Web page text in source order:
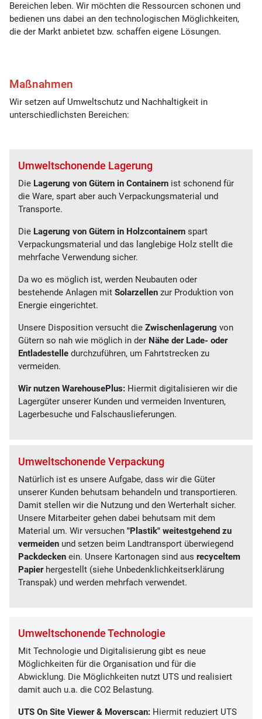
Bereichen leben. Wir möchten die Ressourcen schonen und
bedienen uns dabei an den technologischen Möglichkeiten,
die der Markt anbietet bzw. schaffen eigene Lösungen.
Maßnahmen
Wir setzen auf Umweltschutz und Nachhaltigkeit in
unterschiedlichsten Bereichen:
Umweltschonende Lagerung
Die Lagerung von Gütern in Containern ist schonend für
die Ware, spart aber auch Verpackungsmaterial und
Transporte.
Die Lagerung von Gütern in Holzcontainern spart
Verpackungsmaterial und das langlebige Holz stellt die
mehrfache Verwendung sicher.
Da wo es möglich ist, werden Neubauten oder
bestehende Anlagen mit Solarzellen zur Produktion von
Energie eingerichtet.
Unsere Disposition versucht die Zwischenlagerung von
Gütern so nah wie möglich in der Nähe der Lade- oder
Entladestelle durchzuführen, um Fahrtstrecken zu
vermeiden.
Wir nutzen WarehousePlus: Hiermit digitalisieren wir die
Lagergüter unserer Kunden und vermeiden Inventuren,
Lagerbesuche und Falschauslieferungen.
Umweltschonende Verpackung
Natürlich ist es unsere Aufgabe, dass wir die Güter
unserer Kunden behutsam behandeln und transportieren.
Damit stellen wir die Nutzung und den Werterhalt sicher.
Unsere Mitarbeiter gehen dabei behutsam mit dem
Material um. Wir versuchen "Plastik" weitestgehend zu
vermeiden und setzen beim Landtransport überwiegend
Packdecken ein. Unsere Kartonagen sind aus recyceltem
Papierhergestellt (siehe Unbedenklichkeitserklärung
Transpak) und werden mehrfach verwendet.
Umweltschonende Technologie
Mit Technologie und Digitalisierung gibt es neue
Möglichkeiten für die Organisation und für die
Abwicklung. Die Möglichkeiten nutzt UTS und realisiert
damit auch u.a. die CO2 Belastung.
UTS On Site Viewer & Moverscan: Hiermit reduziert UTS